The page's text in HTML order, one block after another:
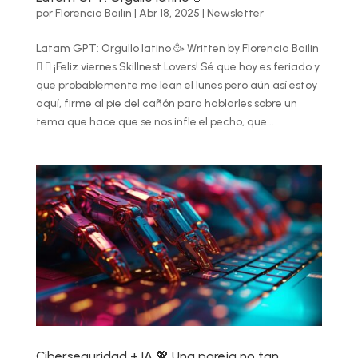
porFlorencia Bailin | Abr 18, 2025 | Newsletter
Latam GPT: Orgullo latino 🥳 Written by Florencia Bailin
  ¡Feliz viernes Skillnest Lovers! Sé que hoy es feriado y
que probablemente me lean el lunes pero aún así estoy
aquí, firme al pie del cañón para hablarles sobre un
tema que hace que se nos infle el pecho, que...